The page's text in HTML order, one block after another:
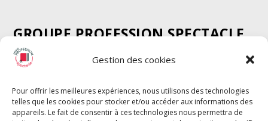
Gestion des cookies
Pour offrir les meilleures expériences, nous utilisons des technologies
telles que les cookies pour stocker et/ou accéder aux informations des
appareils. Le fait de consentir à ces technologies nous permettra de
GROUPE PROFESSION SPECTACLE
Chèque Intermittents
Chèque Compta
Chèque Emploi Spectacle